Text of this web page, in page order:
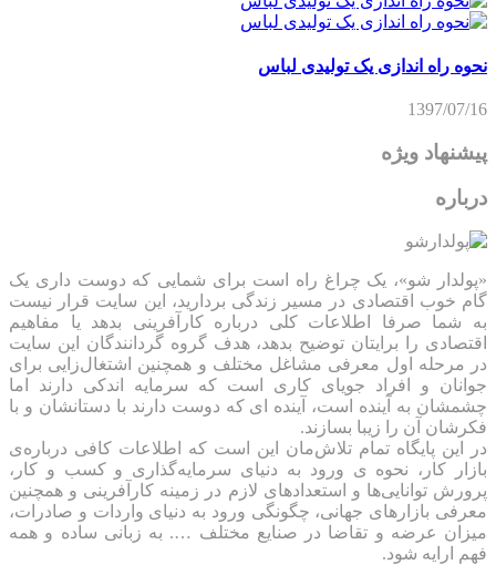
نحوه راه اندازی یک تولیدی لباس
1397/07/16
پیشنهاد ویژه
درباره
«پولدار شو»، یک چراغ راه است برای شمایی که دوست داری یک
گام خوب اقتصادی در مسیر زندگی بردارید، این سایت قرار نیست
به شما صرفا اطلاعات کلی درباره کارآفرینی بدهد یا مفاهیم
اقتصادی را برایتان توضیح بدهد، هدف گروه گردانندگان این سایت
در مرحله اول معرفی مشاغل مختلف و همچنین اشتغال‌زایی برای
جوانان و افراد جویای کاری است که سرمایه اندکی دارند اما
چشمشان به آینده است، آینده ای که دوست دارند با دستانشان و با
فکرشان آن را زیبا بسازند.
در این پایگاه تمام تلاش‌مان این است که ‌اطلاعات کافی درباره‌ی
بازار کار، نحوه ی ورود به دنیای سرمایه‌گذاری و کسب و کار،
پرورش توانایی‌ها و استعدادهای لازم در زمینه کارآفرینی و همچنین
معرفی بازارهای جهانی، چگونگی ورود به دنیای واردات و صادرات،
میزان عرضه و تقاضا در صنایع مختلف …. به زبانی ساده و همه
فهم ارایه شود.